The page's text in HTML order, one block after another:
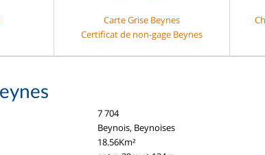
Carte Grise Beynes
Certificat de non-gage Beynes
7 704
Beynois, Beynoises
18.56Km²